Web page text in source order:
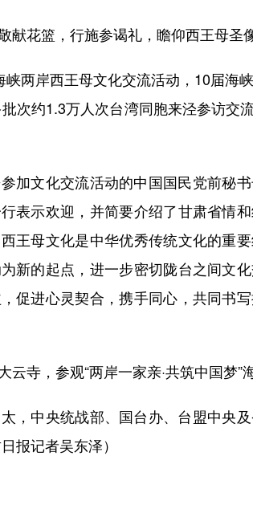
花篮，行施参谒礼，瞻仰西王母圣像
岸西王母文化交流活动，10届海
次约1.3万人次台湾同胞来泾参访交
文化交流活动的中国国民党前秘
表示欢迎，并简要介绍了甘肃省情
王母文化是中华优秀传统文化的重
新的起点，进一步密切陇台之间文
促进心灵契合，携手同心，共同书
，参观“两岸一家亲·共筑中国梦”
中央统战部、国台办、台盟中央
报记者吴东泽）